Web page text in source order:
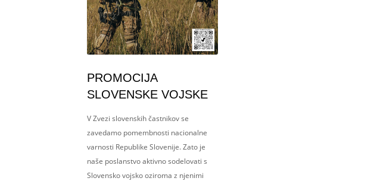
PROMOCIJA
SLOVENSKE VOJSKE
V Zvezi slovenskih častnikov se
zavedamo pomembnosti nacionalne
varnosti Republike Slovenije. Zato je
naše poslanstvo aktivno sodelovati s
Slovensko vojsko oziroma z njenimi